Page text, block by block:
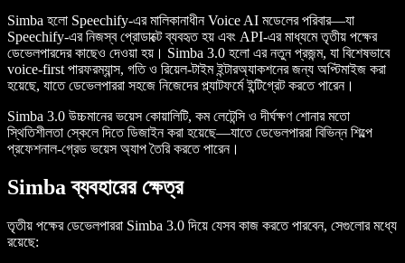
Simba হলো Speechify-এর মালিকানাধীন Voice AI মডেলের পরিবার—যা
Speechify-এর নিজস্ব প্রোডাক্টে ব্যবহৃত হয় এবং API-এর মাধ্যমে তৃতীয় পক্ষের
ডেভেলপারদের কাছেও দেওয়া হয়। Simba 3.0 হলো এর নতুন প্রজন্ম, যা বিশেষভাবে
voice-first পারফরম্যান্স, গতি ও রিয়েল-টাইম ইন্টারঅ্যাকশনের জন্য অপ্টিমাইজ করা
হয়েছে, যাতে ডেভেলপাররা সহজে নিজেদের প্ল্যাটফর্মে ইন্টিগ্রেট করতে পারেন।
Simba 3.0 উচ্চমানের ভয়েস কোয়ালিটি, কম লেটেন্সি ও দীর্ঘক্ষণ শোনার মতো
স্থিতিশীলতা স্কেলে দিতে ডিজাইন করা হয়েছে—যাতে ডেভেলপাররা বিভিন্ন শিল্পে
প্রফেশনাল-গ্রেড ভয়েস অ্যাপ তৈরি করতে পারেন।
Simba ব্যবহারের ক্ষেত্র
তৃতীয় পক্ষের ডেভেলপাররা Simba 3.0 দিয়ে যেসব কাজ করতে পারবেন, সেগুলোর মধ্যে
রয়েছে: